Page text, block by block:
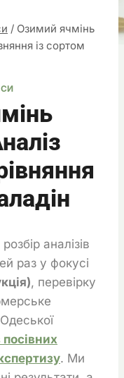
/ Озимий ячмінь
із сортом
аналізів
раз у фокусі
, перевірку
посівних
. Ми